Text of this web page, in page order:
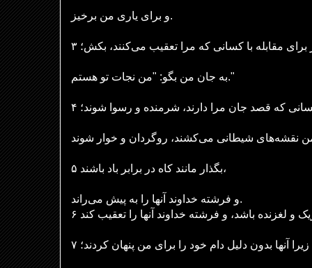
و برای یاری من برخیز.
برای مقابله با کسانی که مرا تعقیب می‌کنند، بکش؛
به جان من بگو: "من نجات تو هستم."
کسانی که قصد جان مرا دارند، شرمنده و رسوا شوند؛
۵ بگذار مانند کاه در برابر باد باشند،
و فرشته خداوند آنها را به پیش می‌راند.
۷ زیرا آنها بدون دلیل دام خود را برای من پنهان کردند؛